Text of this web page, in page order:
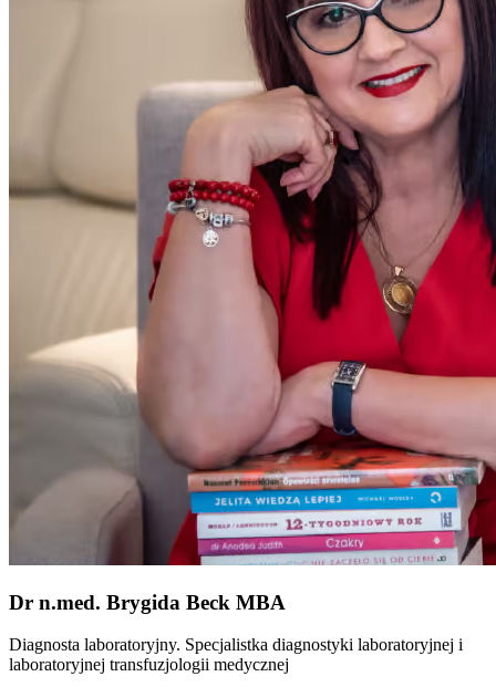
Dr n.med. Brygida Beck MBA
Diagnosta laboratoryjny. Specjalistka diagnostyki laboratoryjnej i
laboratoryjnej transfuzjologii medycznej